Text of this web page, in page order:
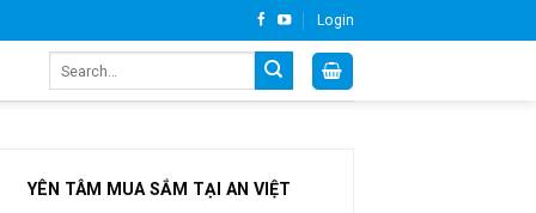
Login
YÊN TÂM MUA SẮM TẠI AN VIỆT